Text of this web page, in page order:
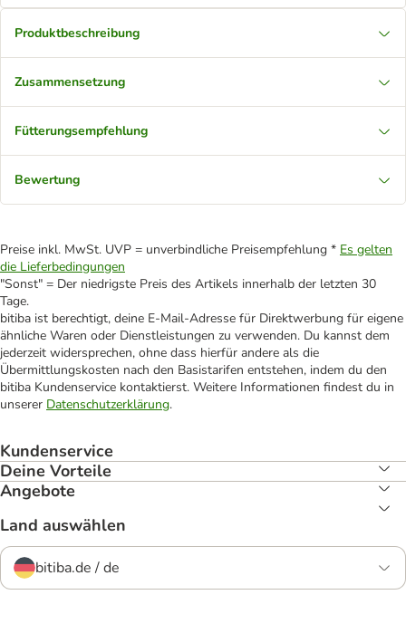
Produktbeschreibung
Zusammensetzung
Fütterungsempfehlung
Bewertung
Preise inkl. MwSt. UVP = unverbindliche Preisempfehlung * Es gelten
die Lieferbedingungen
"Sonst" = Der niedrigste Preis des Artikels innerhalb der letzten 30
Tage.
bitiba ist berechtigt, deine E-Mail-Adresse für Direktwerbung für eigene
ähnliche Waren oder Dienstleistungen zu verwenden. Du kannst dem
jederzeit widersprechen, ohne dass hierfür andere als die
Übermittlungskosten nach den Basistarifen entstehen, indem du den
bitiba Kundenservice kontaktierst. Weitere Informationen findest du in
unserer Datenschutzerklärung.
Kundenservice
Deine Vorteile
Angebote
Land auswählen
bitiba.de / de